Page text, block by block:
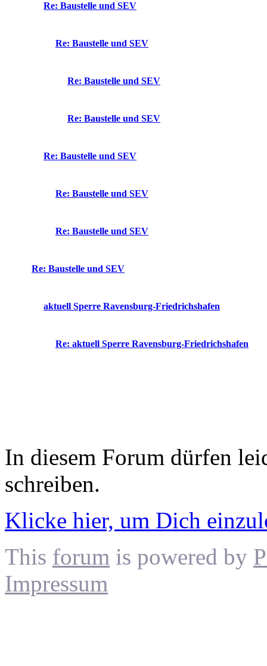
Re: Baustelle und SEV
Re: Baustelle und SEV
Re: Baustelle und SEV
Re: Baustelle und SEV
Re: Baustelle und SEV
Re: Baustelle und SEV
Re: Baustelle und SEV
Re: Baustelle und SEV
aktuell Sperre Ravensburg-Friedrichshafen
Re: aktuell Sperre Ravensburg-Friedrichshafen
In diesem Forum dürfen
schreiben.
Klicke hier, um Dich
This forum is powered by
Impressum